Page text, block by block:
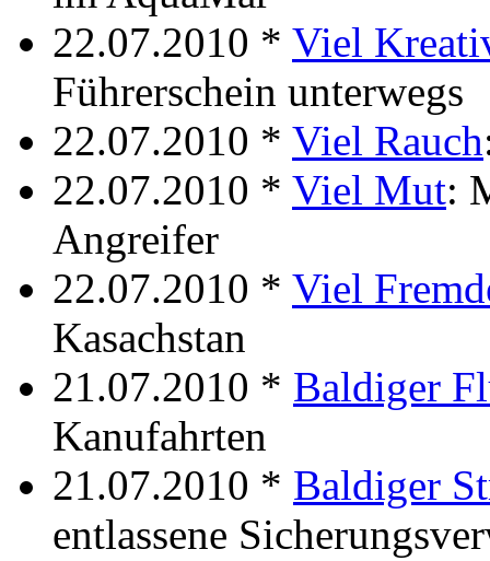
22.07.2010 * Viel
Führerschein unterwegs
22.07.2010 * Viel Rauch
22.07.2010 * Viel Mut:
Angreifer
22.07.2010 * Viel
Kasachstan
21.07.2010 * Baldiger
Kanufahrten
21.07.2010 * Baldiger
entlassene